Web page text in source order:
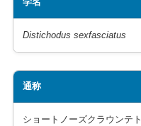
Distichodus sexfasciatus
通称
ショートノーズクラウンテ